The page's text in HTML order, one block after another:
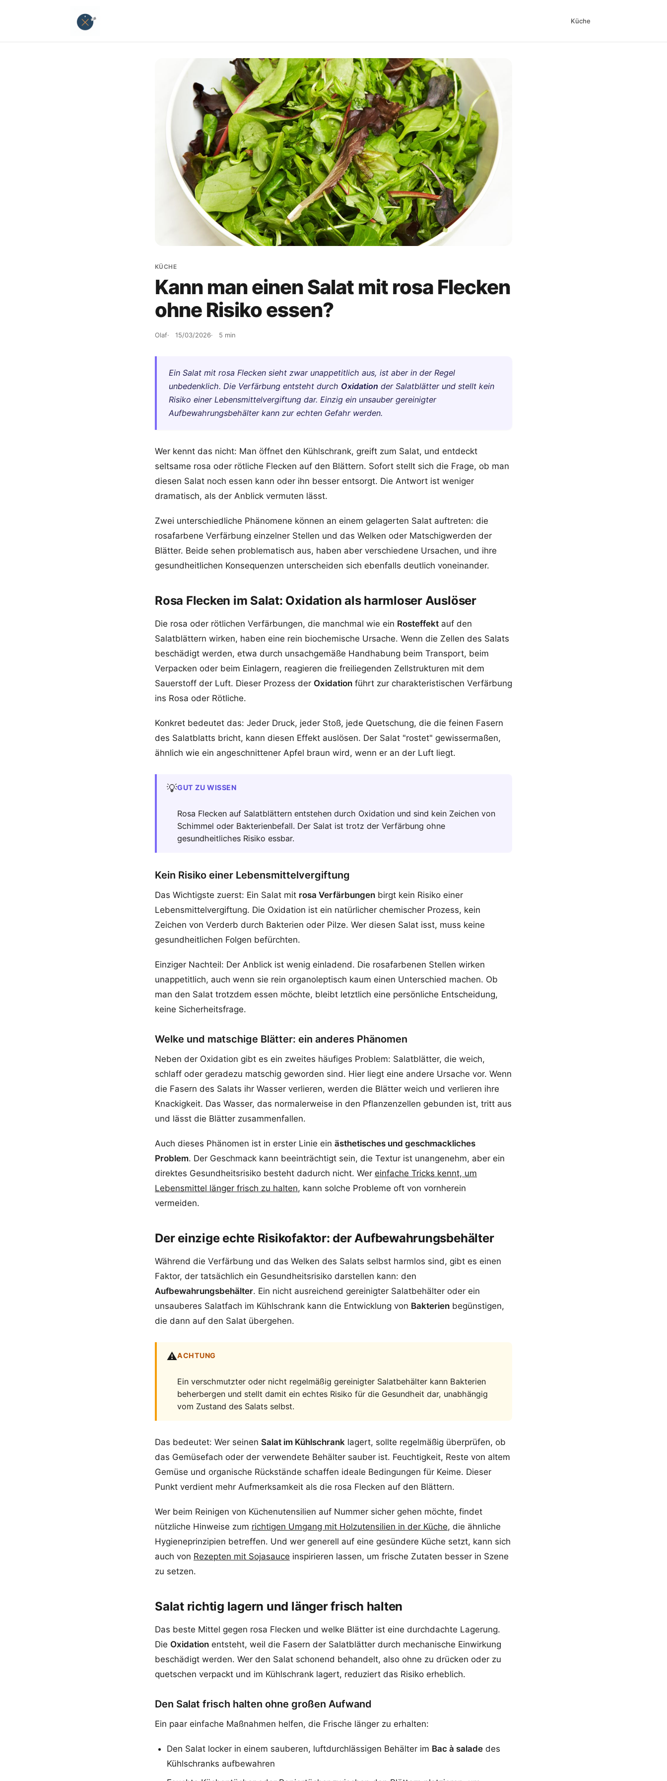
Küche
KÜCHE
Kann man einen Salat mit rosa Flecken
ohne Risiko essen?
Olaf 15/03/2026 5 min
Ein Salat mit rosa Flecken sieht zwar unappetitlich aus, ist aber in der Regel
unbedenklich. Die Verfärbung entsteht durch Oxidation der Salatblätter und stellt kein
Risiko einer Lebensmittelvergiftung dar. Einzig ein unsauber gereinigter
Aufbewahrungsbehälter kann zur echten Gefahr werden.
Wer kennt das nicht: Man öffnet den Kühlschrank, greift zum Salat, und entdeckt
seltsame rosa oder rötliche Flecken auf den Blättern. Sofort stellt sich die Frage, ob man
diesen Salat noch essen kann oder ihn besser entsorgt. Die Antwort ist weniger
dramatisch, als der Anblick vermuten lässt.
Zwei unterschiedliche Phänomene können an einem gelagerten Salat auftreten: die
rosafarbene Verfärbung einzelner Stellen und das Welken oder Matschigwerden der
Blätter. Beide sehen problematisch aus, haben aber verschiedene Ursachen, und ihre
gesundheitlichen Konsequenzen unterscheiden sich ebenfalls deutlich voneinander.
Rosa Flecken im Salat: Oxidation als harmloser Auslöser
Die rosa oder rötlichen Verfärbungen, die manchmal wie ein Rosteffekt auf den
Salatblättern wirken, haben eine rein biochemische Ursache. Wenn die Zellen des Salats
beschädigt werden, etwa durch unsachgemäße Handhabung beim Transport, beim
Verpacken oder beim Einlagern, reagieren die freiliegenden Zellstrukturen mit dem
Sauerstoff der Luft. Dieser Prozess der Oxidation führt zur charakteristischen Verfärbung
ins Rosa oder Rötliche.
Konkret bedeutet das: Jeder Druck, jeder Stoß, jede Quetschung, die die feinen Fasern
des Salatblatts bricht, kann diesen Effekt auslösen. Der Salat "rostet" gewissermaßen,
ähnlich wie ein angeschnittener Apfel braun wird, wenn er an der Luft liegt.
💡GUT ZU WISSEN
Rosa Flecken auf Salatblättern entstehen durch Oxidation und sind kein Zeichen von
Schimmel oder Bakterienbefall. Der Salat ist trotz der Verfärbung ohne
gesundheitliches Risiko essbar.
Kein Risiko einer Lebensmittelvergiftung
Das Wichtigste zuerst: Ein Salat mit rosa Verfärbungen birgt kein Risiko einer
Lebensmittelvergiftung. Die Oxidation ist ein natürlicher chemischer Prozess, kein
Zeichen von Verderb durch Bakterien oder Pilze. Wer diesen Salat isst, muss keine
gesundheitlichen Folgen befürchten.
Einziger Nachteil: Der Anblick ist wenig einladend. Die rosafarbenen Stellen wirken
unappetitlich, auch wenn sie rein organoleptisch kaum einen Unterschied machen. Ob
man den Salat trotzdem essen möchte, bleibt letztlich eine persönliche Entscheidung,
keine Sicherheitsfrage.
Welke und matschige Blätter: ein anderes Phänomen
Neben der Oxidation gibt es ein zweites häufiges Problem: Salatblätter, die weich,
schlaff oder geradezu matschig geworden sind. Hier liegt eine andere Ursache vor. Wenn
die Fasern des Salats ihr Wasser verlieren, werden die Blätter weich und verlieren ihre
Knackigkeit. Das Wasser, das normalerweise in den Pflanzenzellen gebunden ist, tritt aus
und lässt die Blätter zusammenfallen.
Auch dieses Phänomen ist in erster Linie ein ästhetisches und geschmackliches
Problem. Der Geschmack kann beeinträchtigt sein, die Textur ist unangenehm, aber ein
direktes Gesundheitsrisiko besteht dadurch nicht. Wer einfache Tricks kennt, um
Lebensmittel länger frisch zu halten, kann solche Probleme oft von vornherein
vermeiden.
Der einzige echte Risikofaktor: der Aufbewahrungsbehälter
Während die Verfärbung und das Welken des Salats selbst harmlos sind, gibt es einen
Faktor, der tatsächlich ein Gesundheitsrisiko darstellen kann: den
Aufbewahrungsbehälter. Ein nicht ausreichend gereinigter Salatbehälter oder ein
unsauberes Salatfach im Kühlschrank kann die Entwicklung von Bakterien begünstigen,
die dann auf den Salat übergehen.
⚠️ACHTUNG
Ein verschmutzter oder nicht regelmäßig gereinigter Salatbehälter kann Bakterien
beherbergen und stellt damit ein echtes Risiko für die Gesundheit dar, unabhängig
vom Zustand des Salats selbst.
Das bedeutet: Wer seinen Salat im Kühlschrank lagert, sollte regelmäßig überprüfen, ob
das Gemüsefach oder der verwendete Behälter sauber ist. Feuchtigkeit, Reste von altem
Gemüse und organische Rückstände schaffen ideale Bedingungen für Keime. Dieser
Punkt verdient mehr Aufmerksamkeit als die rosa Flecken auf den Blättern.
Wer beim Reinigen von Küchenutensilien auf Nummer sicher gehen möchte, findet
nützliche Hinweise zum richtigen Umgang mit Holzutensilien in der Küche, die ähnliche
Hygieneprinzipien betreffen. Und wer generell auf eine gesündere Küche setzt, kann sich
auch von Rezepten mit Sojasauce inspirieren lassen, um frische Zutaten besser in Szene
zu setzen.
Salat richtig lagern und länger frisch halten
Das beste Mittel gegen rosa Flecken und welke Blätter ist eine durchdachte Lagerung.
Die Oxidation entsteht, weil die Fasern der Salatblätter durch mechanische Einwirkung
beschädigt werden. Wer den Salat schonend behandelt, also ohne zu drücken oder zu
quetschen verpackt und im Kühlschrank lagert, reduziert das Risiko erheblich.
Den Salat frisch halten ohne großen Aufwand
Ein paar einfache Maßnahmen helfen, die Frische länger zu erhalten:
Den Salat locker in einem sauberen, luftdurchlässigen Behälter im Bac à salade des
Kühlschranks aufbewahren